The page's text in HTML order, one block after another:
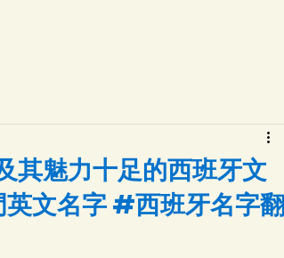
其魅力十足的西班牙文
文名字 #西班牙名字翻